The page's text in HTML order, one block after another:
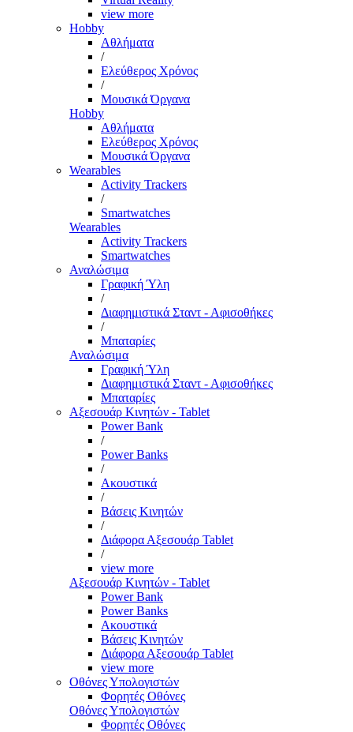
view more
Hobby
Αθλήματα
/
Ελεύθερος Χρόνος
/
Μουσικά Όργανα
Hobby
Αθλήματα
Ελεύθερος Χρόνος
Μουσικά Όργανα
Wearables
Activity Trackers
/
Smartwatches
Wearables
Activity Trackers
Smartwatches
Αναλώσιμα
Γραφική Ύλη
/
Διαφημιστικά Σταντ - Αφισοθήκες
/
Μπαταρίες
Αναλώσιμα
Γραφική Ύλη
Διαφημιστικά Σταντ - Αφισοθήκες
Μπαταρίες
Αξεσουάρ Κινητών - Tablet
Power Bank
/
Power Banks
/
Ακουστικά
/
Βάσεις Κινητών
/
Διάφορα Αξεσουάρ Tablet
/
view more
Αξεσουάρ Κινητών - Tablet
Power Bank
Power Banks
Ακουστικά
Βάσεις Κινητών
Διάφορα Αξεσουάρ Tablet
view more
Οθόνες Υπολογιστών
Φορητές Οθόνες
Οθόνες Υπολογιστών
Φορητές Οθόνες